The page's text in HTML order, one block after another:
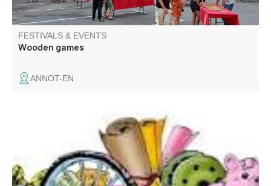
FESTIVALS & EVENTS
Wooden games
ANNOT-EN
Venez chiner dans les rues et places du village. Jouets,
objets de décoration, livres, vêtements.